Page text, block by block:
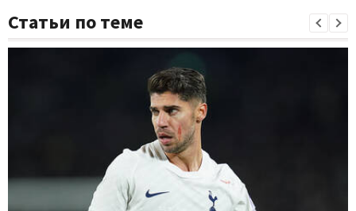
Статьи по теме